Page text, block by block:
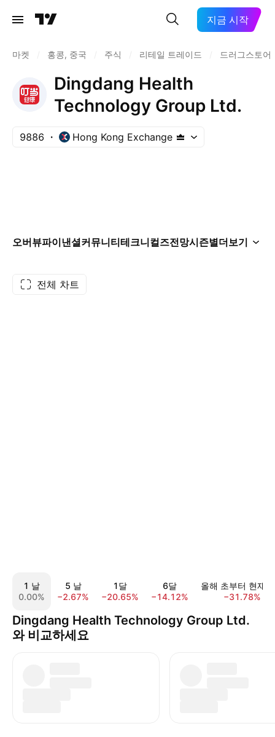
지금 시작
마켓 홍콩, 중국 주식 리테일 트레이드 드러그스토어
Dingdang Health
Technology Group Ltd.
9886 Hong Kong Exchange
오버뷰파이낸셜커뮤니티테크니컬즈전망시즌별더보기
전체 차트
1 날
0.00%
5 날
−2.67%
1달
−20.65%
6달
−14.12%
올해 초부터 현재
−31.78%
Dingdang Health Technology Group Ltd.
와 비교하세요